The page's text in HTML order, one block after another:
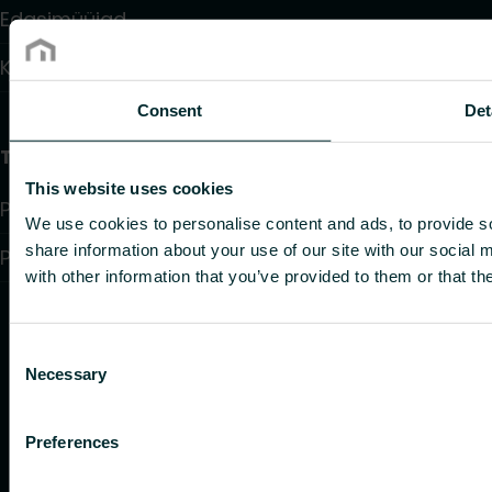
Consent
This website uses cookies
We use cookies to personalise content and ads, to provide
share information about your use of our site with our social
with other information that you’ve provided to them or that
Selection
Necessary
Preferences
Edasimüüjad
Kontaktid
Teave
Privacy policy
Purchase terms and conditions